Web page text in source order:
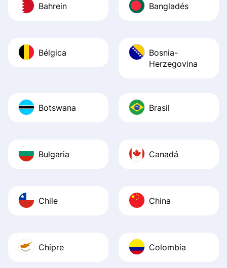
Bahrein Bangladés
Bélgica
Bosnia-
Herzegovina
Botswana Brasil
Bulgaria Canadá
Chile China
Chipre Colombia